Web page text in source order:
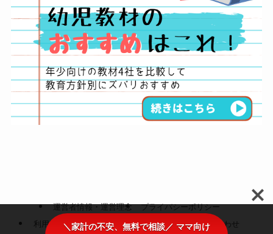
運営者情報・運営理念
プライバシーポリシー
利用者情報の外部送信・クッキーポリシー
お問い合わせ
＼家計の不安、無料で相談／ ママ向け